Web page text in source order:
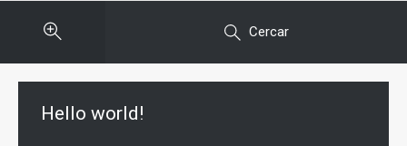
Cercar
Hello world!